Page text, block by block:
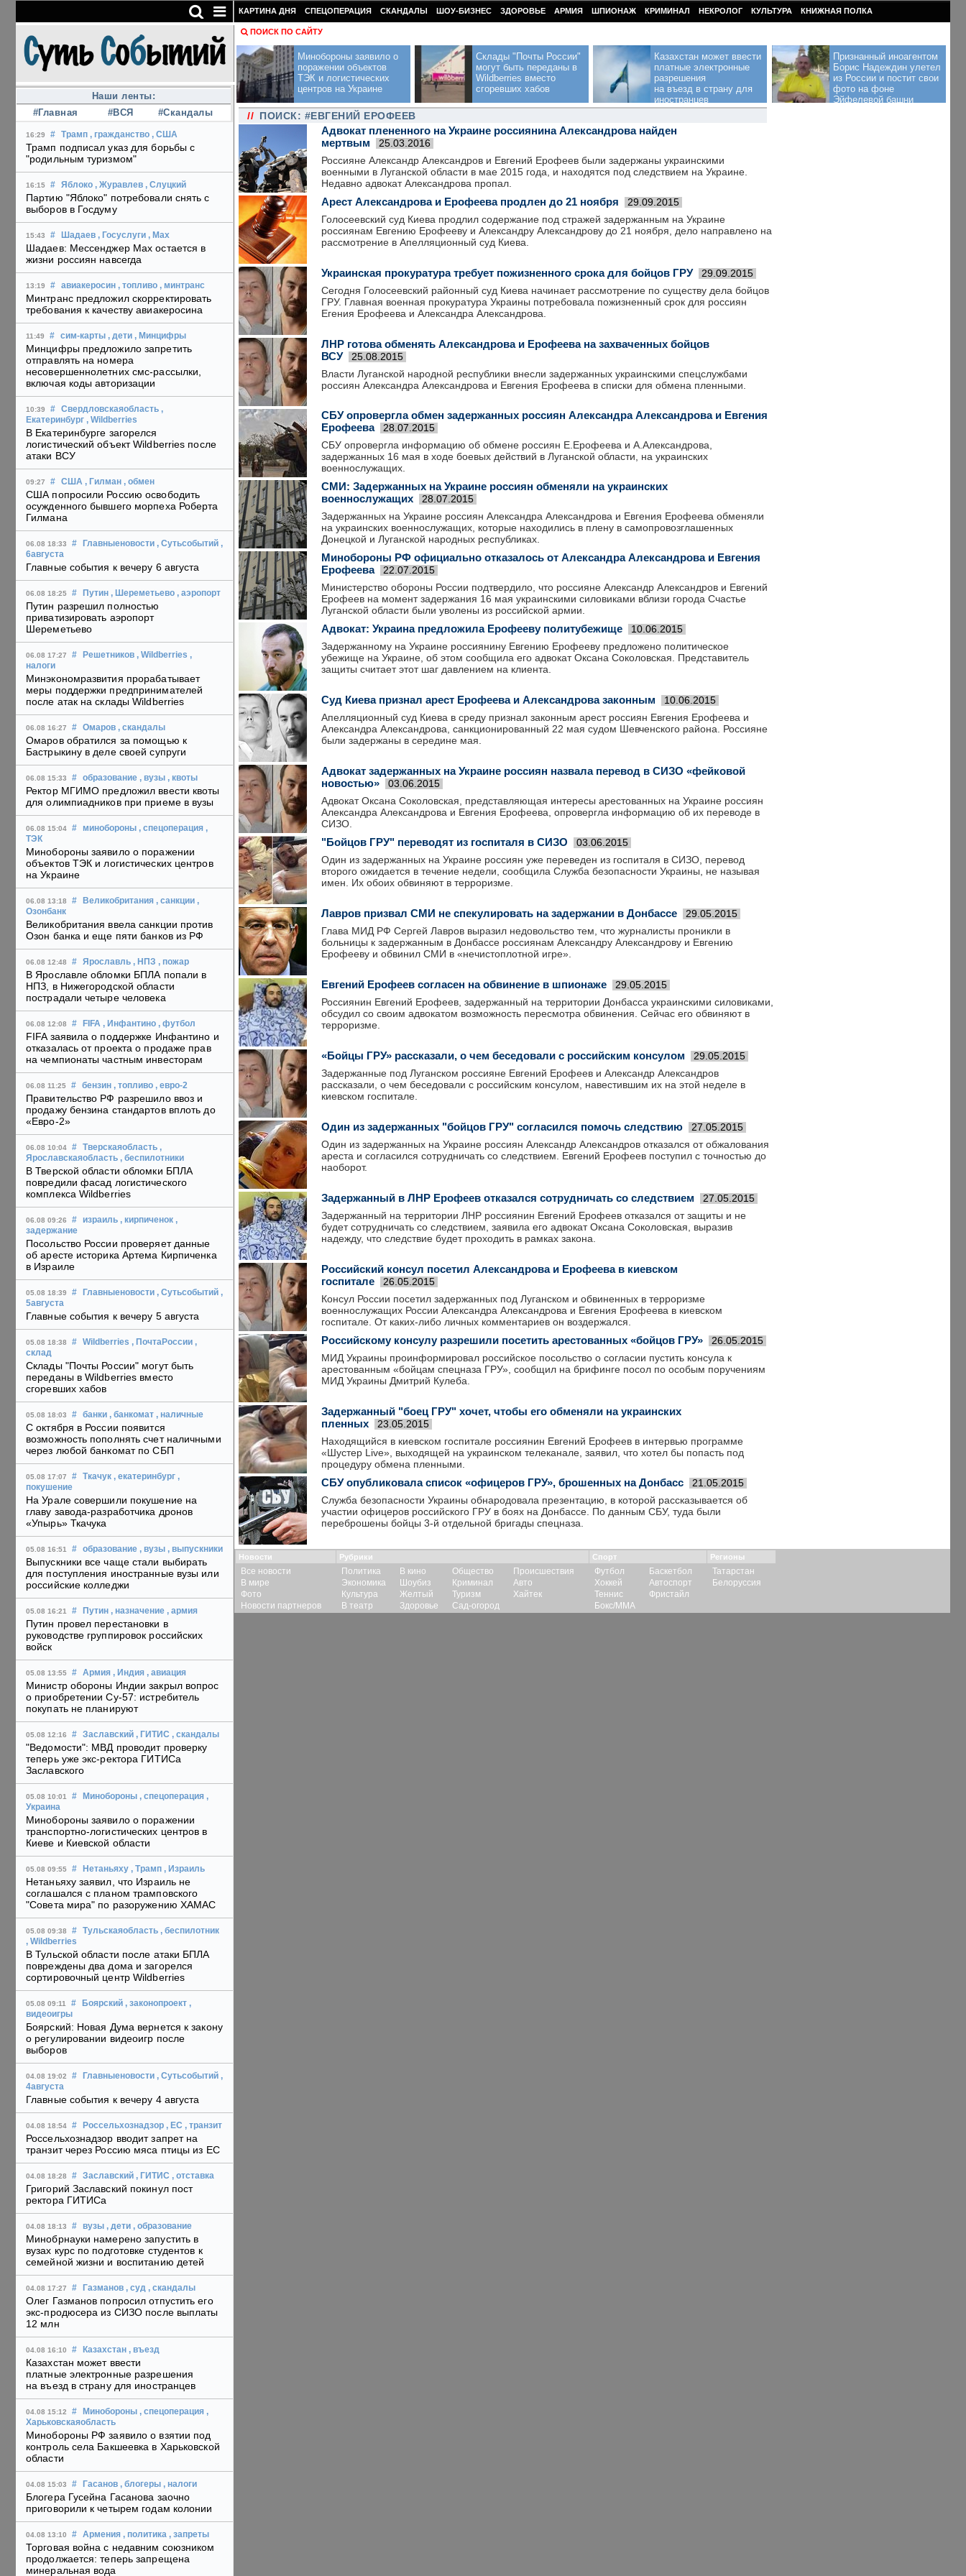
Наши ленты:
#Главная
#ВСЯ #Скандалы
16:29 # Трамп , гражданство , США
Трамп подписал указ для борьбы с
"родильным туризмом"
16:15 # Яблоко , Журавлев , Слуцкий
Партию "Яблоко" потребовали снять с
выборов в Госдуму
15:43 # Шадаев , Госуслуги , Max
Шадаев: Мессенджер Max остается в
жизни россиян навсегда
13:19 # авиакеросин , топливо , минтранс
Минтранс предложил скорректировать
требования к качеству авиакеросина
11:49 # сим-карты , дети , Минцифры
Минцифры предложило запретить
отправлять на номера
несовершеннолетних смс-рассылки,
включая коды авторизации
10:39 # Свердловскаяобласть ,
Екатеринбург , Wildberries
В Екатеринбурге загорелся
логистический объект Wildberries после
атаки ВСУ
09:27 # США , Гилман , обмен
США попросили Россию освободить
осужденного бывшего морпеха Роберта
Гилмана
06.08 18:33 # Главныеновости , Сутьсобытий ,
6августа
Главные события к вечеру 6 августа
06.08 18:25 # Путин , Шереметьево , аэропорт
Путин разрешил полностью
приватизировать аэропорт
Шереметьево
06.08 17:27 # Решетников , Wildberries ,
налоги
Минэкономразвития прорабатывает
меры поддержки предпринимателей
после атак на склады Wildberries
06.08 16:27 # Омаров , скандалы
Омаров обратился за помощью к
Бастрыкину в деле своей супруги
06.08 15:33 # образование , вузы , квоты
Ректор МГИМО предложил ввести квоты
для олимпиадников при приеме в вузы
06.08 15:04 # минобороны , спецоперация ,
ТЭК
Минобороны заявило о поражении
объектов ТЭК и логистических центров
на Украине
06.08 13:18 # Великобритания , санкции ,
Озонбанк
Великобритания ввела санкции против
Озон банка и еще пяти банков из РФ
06.08 12:48 # Ярославль , НПЗ , пожар
В Ярославле обломки БПЛА попали в
НПЗ, в Нижегородской области
пострадали четыре человека
06.08 12:08 # FIFA , Инфантино , футбол
FIFA заявила о поддержке Инфантино и
отказалась от проекта о продаже прав
на чемпионаты частным инвесторам
06.08 11:25 # бензин , топливо , евро-2
Правительство РФ разрешило ввоз и
продажу бензина стандартов вплоть до
«Евро-2»
06.08 10:04 # Тверскаяобласть ,
Ярославскаяобласть , беспилотники
В Тверской области обломки БПЛА
повредили фасад логистического
комплекса Wildberries
06.08 09:26 # израиль , кирпиченок ,
задержание
Посольство России проверяет данные
об аресте историка Артема Кирпиченка
в Израиле
05.08 18:39 # Главныеновости , Сутьсобытий ,
5августа
Главные события к вечеру 5 августа
05.08 18:38 # Wildberries , ПочтаРоссии ,
склад
Склады "Почты России" могут быть
переданы в Wildberries вместо
сгоревших хабов
05.08 18:03 # банки , банкомат , наличные
С октября в России появится
возможность пополнять счет наличными
через любой банкомат по СБП
05.08 17:07 # Ткачук , екатеринбург ,
покушение
На Урале совершили покушение на
главу завода-разработчика дронов
«Упырь» Ткачука
05.08 16:51 # образование , вузы , выпускники
Выпускники все чаще стали выбирать
для поступления иностранные вузы или
российские колледжи
05.08 16:21 # Путин , назначение , армия
Путин провел перестановки в
руководстве группировок российских
войск
05.08 13:55 # Армия , Индия , авиация
Министр обороны Индии закрыл вопрос
о приобретении Су-57: истребитель
покупать не планируют
05.08 12:16 # Заславский , ГИТИС , скандалы
"Ведомости": МВД проводит проверку
теперь уже экс-ректора ГИТИСа
Заславского
05.08 10:01 # Минобороны , спецоперация ,
Украина
Минобороны заявило о поражении
транспортно-логистических центров в
Киеве и Киевской области
05.08 09:55 # Нетаньяху , Трамп , Израиль
Нетаньяху заявил, что Израиль не
соглашался с планом трамповского
"Совета мира" по разоружению ХАМАС
05.08 09:38 # Тульскаяобласть , беспилотник
, Wildberries
В Тульской области после атаки БПЛА
повреждены два дома и загорелся
сортировочный центр Wildberries
05.08 09:11 # Боярский , законопроект ,
видеоигры
Боярский: Новая Дума вернется к закону
о регулировании видеоигр после
выборов
04.08 19:02 # Главныеновости , Сутьсобытий ,
4августа
Главные события к вечеру 4 августа
04.08 18:54 # Россельхознадзор , ЕС , транзит
Россельхознадзор вводит запрет на
транзит через Россию мяса птицы из ЕС
04.08 18:28 # Заславский , ГИТИС , отставка
Григорий Заславский покинул пост
ректора ГИТИСа
04.08 18:13 # вузы , дети , образование
Минобрнауки намерено запустить в
вузах курс по подготовке студентов к
семейной жизни и воспитанию детей
04.08 17:27 # Газманов , суд , скандалы
Олег Газманов попросил отпустить его
экс-продюсера из СИЗО после выплаты
12 млн
04.08 16:10 # Казахстан , въезд
Казахстан может ввести
платные электронные разрешения
на въезд в страну для иностранцев
04.08 15:12 # Минобороны , спецоперация ,
Харьковскаяобласть
Минобороны РФ заявило о взятии под
контроль села Бакшеевка в Харьковской
области
04.08 15:03 # Гасанов , блогеры , налоги
Блогера Гусейна Гасанова заочно
приговорили к четырем годам колонии
04.08 13:10 # Армения , политика , запреты
Торговая война с недавним союзником
продолжается: теперь запрещена
минеральная вода
КАРТИНА ДНЯ СПЕЦОПЕРАЦИЯ СКАНДАЛЫ ШОУ-БИЗНЕС ЗДОРОВЬЕ АРМИЯ ШПИОНАЖ КРИМИНАЛ НЕКРОЛОГ КУЛЬТУРА КНИЖНАЯ ПОЛКА
ПОИСК ПО САЙТУ
Минобороны заявило о
поражении объектов
ТЭК и логистических
центров на Украине
Склады "Почты России"
могут быть переданы в
Wildberries вместо
сгоревших хабов
Казахстан может ввести
платные электронные
разрешения
на въезд в страну для
иностранцев
Признанный иноагентом
Борис Надеждин улетел
из России и постит свои
фото на фоне
Эйфелевой башни
// ПОИСК: #ЕВГЕНИЙ ЕРОФЕЕВ
Адвокат плененного на Украине россиянина Александрова найден
мертвым
25.03.2016
Россияне Александр Александров и Евгений Ерофеев были задержаны украинскими
военными в Луганской области в мае 2015 года, и находятся под следствием на Украине.
Недавно адвокат Александрова пропал.
Арест Александрова и Ерофеева продлен до 21 ноября 29.09.2015
Голосеевский суд Киева продлил содержание под стражей задержанным на Украине
россиянам Евгению Ерофееву и Александру Александрову до 21 ноября, дело направлено на
рассмотрение в Апелляционный суд Киева.
Украинская прокуратура требует пожизненного срока для бойцов ГРУ 29.09.2015
Сегодня Голосеевский районный суд Киева начинает рассмотрение по существу дела бойцов
ГРУ. Главная военная прокуратура Украины потребовала пожизненный срок для россиян
Егения Ерофеева и Александра Александрова.
ЛНР готова обменять Александрова и Ерофеева на захваченных бойцов
ВСУ
25.08.2015
Власти Луганской народной республики внесли задержанных украинскими спецслужбами
россиян Александра Александрова и Евгения Ерофеева в списки для обмена пленными.
СБУ опровергла обмен задержанных россиян Александра Александрова и Евгения
Ерофеева
28.07.2015
СБУ опровергла информацию об обмене россиян Е.Ерофеева и А.Александрова,
задержанных 16 мая в ходе боевых действий в Луганской области, на украинских
военнослужащих.
СМИ: Задержанных на Украине россиян обменяли на украинских
военнослужащих
28.07.2015
Задержанных на Украине россиян Александра Александрова и Евгения Ерофеева обменяли
на украинских военнослужащих, которые находились в плену в самопровозглашенных
Донецкой и Луганской народных республиках.
Минобороны РФ официально отказалось от Александра Александрова и Евгения
Ерофеева
22.07.2015
Министерство обороны России подтвердило, что россияне Александр Александров и Евгений
Ерофеев на момент задержания 16 мая украинскими силовиками вблизи города Счастье
Луганской области были уволены из российской армии.
Адвокат: Украина предложила Ерофееву политубежище 10.06.2015
Задержанному на Украине россиянину Евгению Ерофееву предложено политическое
убежище на Украине, об этом сообщила его адвокат Оксана Соколовская. Представитель
защиты считает этот шаг давлением на клиента.
Суд Киева признал арест Ерофеева и Александрова законным 10.06.2015
Апелляционный суд Киева в среду признал законным арест россиян Евгения Ерофеева и
Александра Александрова, санкционированный 22 мая судом Шевченского района. Россияне
были задержаны в середине мая.
Адвокат задержанных на Украине россиян назвала перевод в СИЗО «фейковой
новостью»
03.06.2015
Адвокат Оксана Соколовская, представляющая интересы арестованных на Украине россиян
Александра Александрова и Евгения Ерофеева, опровергла информацию об их переводе в
СИЗО.
"Бойцов ГРУ" переводят из госпиталя в СИЗО 03.06.2015
Один из задержанных на Украине россиян уже переведен из госпиталя в СИЗО, перевод
второго ожидается в течение недели, сообщила Служба безопасности Украины, не называя
имен. Их обоих обвиняют в терроризме.
Лавров призвал СМИ не спекулировать на задержании в Донбассе 29.05.2015
Глава МИД РФ Сергей Лавров выразил недовольство тем, что журналисты проникли в
больницы к задержанным в Донбассе россиянам Александру Александрову и Евгению
Ерофееву и обвинил СМИ в «нечистоплотной игре».
Евгений Ерофеев согласен на обвинение в шпионаже 29.05.2015
Россиянин Евгений Ерофеев, задержанный на территории Донбасса украинскими силовиками,
обсудил со своим адвокатом возможность пересмотра обвинения. Сейчас его обвиняют в
терроризме.
«Бойцы ГРУ» рассказали, о чем беседовали с российским консулом 29.05.2015
Задержанные под Луганском россияне Евгений Ерофеев и Александр Александров
рассказали, о чем беседовали с российским консулом, навестившим их на этой неделе в
киевском госпитале.
Один из задержанных "бойцов ГРУ" согласился помочь следствию 27.05.2015
Один из задержанных на Украине россиян Александр Александров отказался от обжалования
ареста и согласился сотрудничать со следствием. Евгений Ерофеев поступил с точностью до
наоборот.
Задержанный в ЛНР Ерофеев отказался сотрудничать со следствием 27.05.2015
Задержанный на территории ЛНР россиянин Евгений Ерофеев отказался от защиты и не
будет сотрудничать со следствием, заявила его адвокат Оксана Соколовская, выразив
надежду, что следствие будет проходить в рамках закона.
Российский консул посетил Александрова и Ерофеева в киевском
госпитале
26.05.2015
Консул России посетил задержанных под Луганском и обвиненных в терроризме
военнослужащих России Александра Александрова и Евгения Ерофеева в киевском
госпитале. От каких-либо личных комментариев он воздержался.
Российскому консулу разрешили посетить арестованных «бойцов ГРУ» 26.05.2015
МИД Украины проинформировал российское посольство о согласии пустить консула к
арестованным «бойцам спецназа ГРУ», сообщил на брифинге посол по особым поручениям
МИД Украины Дмитрий Кулеба.
Задержанный "боец ГРУ" хочет, чтобы его обменяли на украинских
пленных
23.05.2015
Находящийся в киевском госпитале россиянин Евгений Ерофеев в интервью программе
«Шустер Live», выходящей на украинском телеканале, заявил, что хотел бы попасть под
процедуру обмена пленными.
СБУ опубликовала список «офицеров ГРУ», брошенных на Донбасс 21.05.2015
Служба безопасности Украины обнародовала презентацию, в которой рассказывается об
участии офицеров российского ГРУ в боях на Донбассе. По данным СБУ, туда были
переброшены бойцы 3-й отдельной бригады спецназа.
Новости
Все новости
В мире
Фото
Новости партнеров
Рубрики
Политика
Экономика
Культура
В театр
В кино
Шоубиз
Желтый
Здоровье
Общество
Криминал
Туризм
Сад-огород
Происшествия
Авто
Хайтек
Спорт
Футбол
Хоккей
Теннис
Бокс/ММА
Баскетбол
Автоспорт
Фристайл
Регионы
Татарстан
Белоруссия